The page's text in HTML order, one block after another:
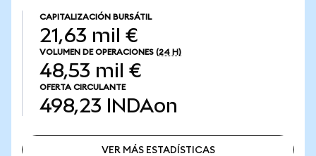
CAPITALIZACIÓN BURSÁTIL
21,63 mil €
VOLUMEN DE OPERACIONES (24 H)
48,53 mil €
OFERTA CIRCULANTE
498,23 INDAon
VER MÁS ESTADÍSTICAS